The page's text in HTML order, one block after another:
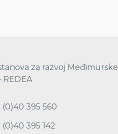
za razvoj Međimurske
(0)40 395 560
(0)40 395 142